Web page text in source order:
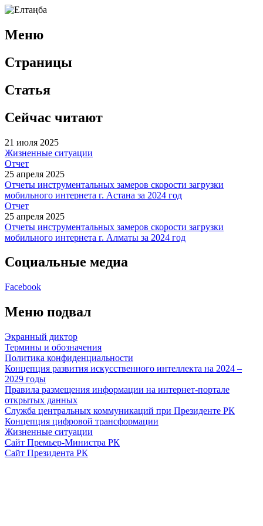
Меню
Страницы
Статья
Сейчас читают
21 июля 2025
Жизненные ситуации
Отчет
25 апреля 2025
Отчеты инструментальных замеров скорости загрузки
мобильного интернета г. Астана за 2024 год
Отчет
25 апреля 2025
Отчеты инструментальных замеров скорости загрузки
мобильного интернета г. Алматы за 2024 год
Социальные медиа
Facebook
Меню подвал
Экранный диктор
Термины и обозначения
Политика конфиденциальности
Концепция развития искусственного интеллекта на 2024 –
2029 годы
Правила размещения информации на интернет-портале
открытых данных
Служба центральных коммуникаций при Президенте РК
Концепция цифровой трансформации
Жизненные ситуации
Сайт Премьер-Министра РК
Сайт Президента РК